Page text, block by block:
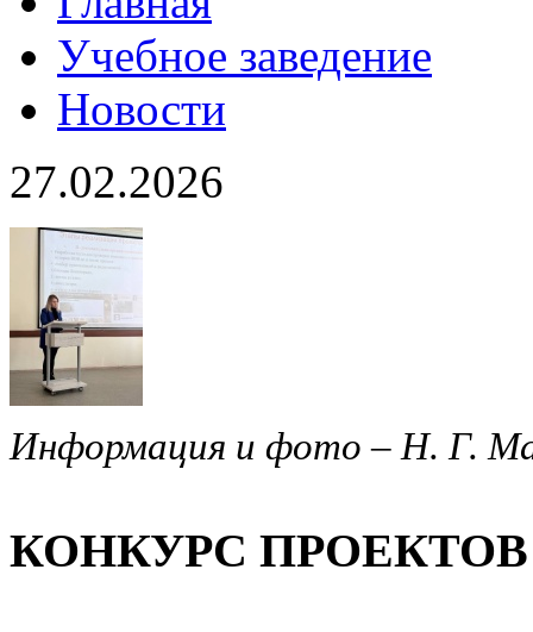
Учебное заведение
Новости
27.02.2026
Информация и фото – Н. Г.
КОНКУРС